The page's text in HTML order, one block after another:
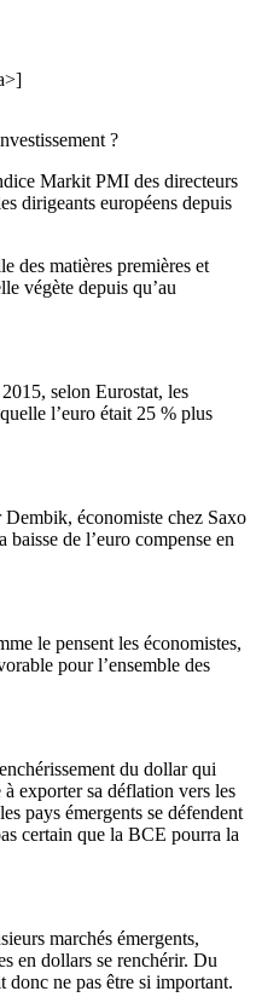
?
Markit PMI des directeurs
dirigeants européens depuis
des matières premières et
végète depuis qu’au
selon Eurostat, les
l’euro était 25 % plus
Dembik, économiste chez Saxo
de l’euro compense en
le pensent les économistes,
pour l’ensemble des
du dollar qui
exporter sa déflation vers les
pays émergents se défendent
certain que la BCE pourra la
marchés émergents,
en dollars se renchérir. Du
ne pas être si important.